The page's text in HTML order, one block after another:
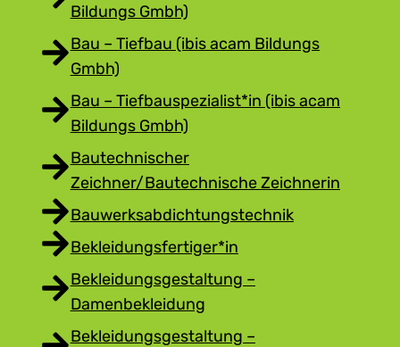
Bildungs Gmbh)
Bau – Tiefbau (ibis acam Bildungs
Gmbh)
Bau – Tiefbauspezialist*in (ibis acam
Bildungs Gmbh)
Bautechnischer
Zeichner/Bautechnische Zeichnerin
Bauwerksabdichtungstechnik
Bekleidungsfertiger*in
Bekleidungsgestaltung –
Damenbekleidung
Bekleidungsgestaltung –